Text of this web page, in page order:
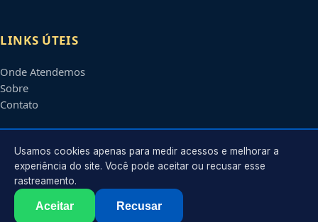
LINKS ÚTEIS
Onde Atendemos
Sobre
Contato
CONTATO
Atendimento em
contato@encanadorescaxiasdosul.com.br
2026 Encanador emCaxias do Sul . Todos os direitos reservados.
Usamos cookies apenas para medir acessos e melhorar a
experiência do site. Você pode aceitar ou recusar esse
rastreamento.
Aceitar Recusar